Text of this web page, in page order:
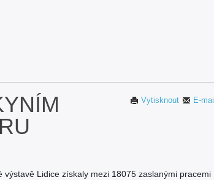
E-mail
Vytisknout
Lidice získaly mezi 18075 zaslanými pracemi